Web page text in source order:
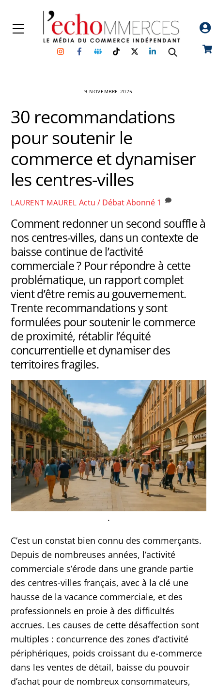
content
Menu
InstagramFacebookGroupe
Facebook
TikTokTwitterLinkedin
9 NOVEMBRE 2025
30 recommandations
pour soutenir le
commerce et dynamiser
les centres-villes
LAURENT MAUREL Actu / DébatAbonné 1
Comment redonner un second souffle à
nos centres-villes, dans un contexte de
baisse continue de l’activité
commerciale ? Pour répondre à cette
problématique, un rapport complet
vient d’être remis au gouvernement.
Trente recommandations y sont
formulées pour soutenir le commerce
de proximité, rétablir l’équité
concurrentielle et dynamiser des
territoires fragiles.
.
C’est un constat bien connu des commerçants.
Depuis de nombreuses années, l’activité
commerciale s’érode dans une grande partie
des centres-villes français, avec à la clé une
hausse de la vacance commerciale, et des
professionnels en proie à des difficultés
accrues. Les causes de cette désaffection sont
multiples : concurrence des zones d’activité
périphériques, poids croissant du e-commerce
dans les ventes de détail, baisse du pouvoir
d’achat pour de nombreux consommateurs,